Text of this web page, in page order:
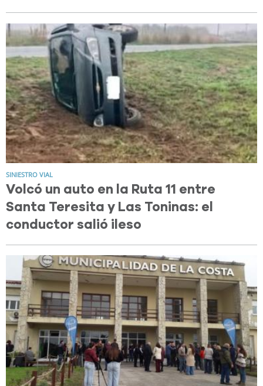
SINIESTRO VIAL
Volcó un auto en la Ruta 11 entre
Santa Teresita y Las Toninas: el
conductor salió ileso